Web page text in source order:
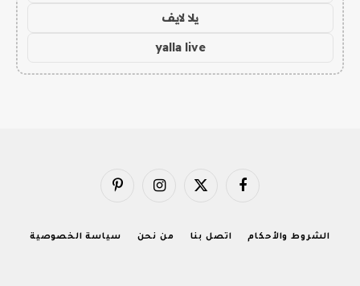
يلا لايف
yalla live
فيسبوك X
الانستغرامبينتيريست
الشروط والأحكام اتصل بنا من نحن سياسة الخصوصية